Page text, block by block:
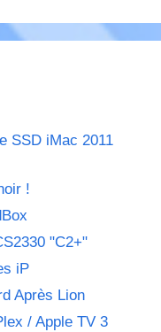
SSD iMac 2011
!
"C2+"
iP
Après Lion
/ Apple TV 3